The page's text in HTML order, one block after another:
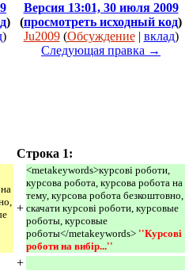
)
)
Версия 13:01, 30 июля 2009
(просмотреть исходный код)
Ju2009 (Обсуждение| вклад)
Следующая правка →
Строка 1:
+
<metakeywords>курсові роботи,
курсова робота, курсова робота на
тему, курсова робота безкоштовно,
скачати курсові роботи, курсовые
роботы, курсовые
роботы</metakeywords> ''Курсові
роботи на вибір...''
+